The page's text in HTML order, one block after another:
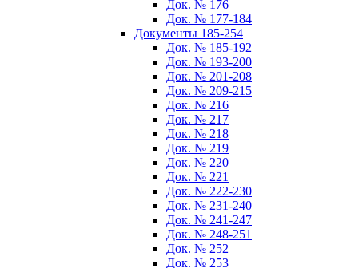
Док. № 176
Док. № 177-184
Документы 185-254
Док. № 185-192
Док. № 193-200
Док. № 201-208
Док. № 209-215
Док. № 216
Док. № 217
Док. № 218
Док. № 219
Док. № 220
Док. № 221
Док. № 222-230
Док. № 231-240
Док. № 241-247
Док. № 248-251
Док. № 252
Док. № 253